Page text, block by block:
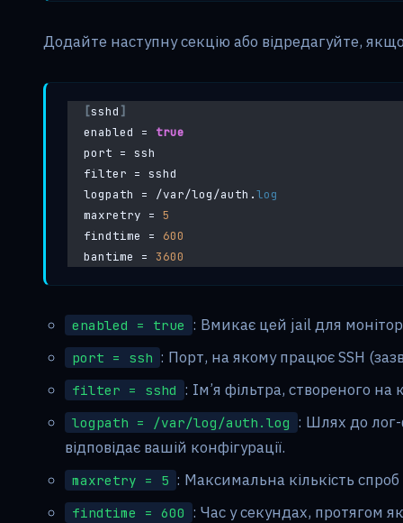
Додайте наступну секцію або відредагуйте,
[sshd ]
enabled = true
port = ssh
filter = sshd
logpath = /var/log/auth.log
maxretry = 5
findtime = 600
bantime = 3600
enabled = true : Вмикає цей jail для
port = ssh : Порт, на якому працює SSH
filter = sshd : Ім’я фільтра, створеного на
logpath = /var/log/auth.log : Шлях до
відповідає вашій конфігурації.
maxretry = 5 : Максимальна кількість
findtime = 600 : Час у секундах, протягом